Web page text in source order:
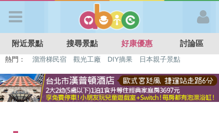
APP登入
首 頁
附近景點 搜尋景點 好康優惠 討論區
熱門： 特色遊戲場 親子住房優惠 台北親子餐廳
溫泉泡湯SPA